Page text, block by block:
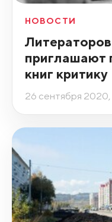
НОВОСТИ
приглашают
книг критику
26 сентября 2020,